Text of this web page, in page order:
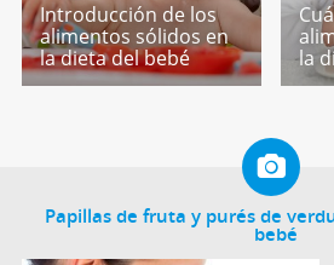
Introducción de los
alimentos sólidos en
la dieta del bebé
la
Papillas de fruta y purés de
bebé